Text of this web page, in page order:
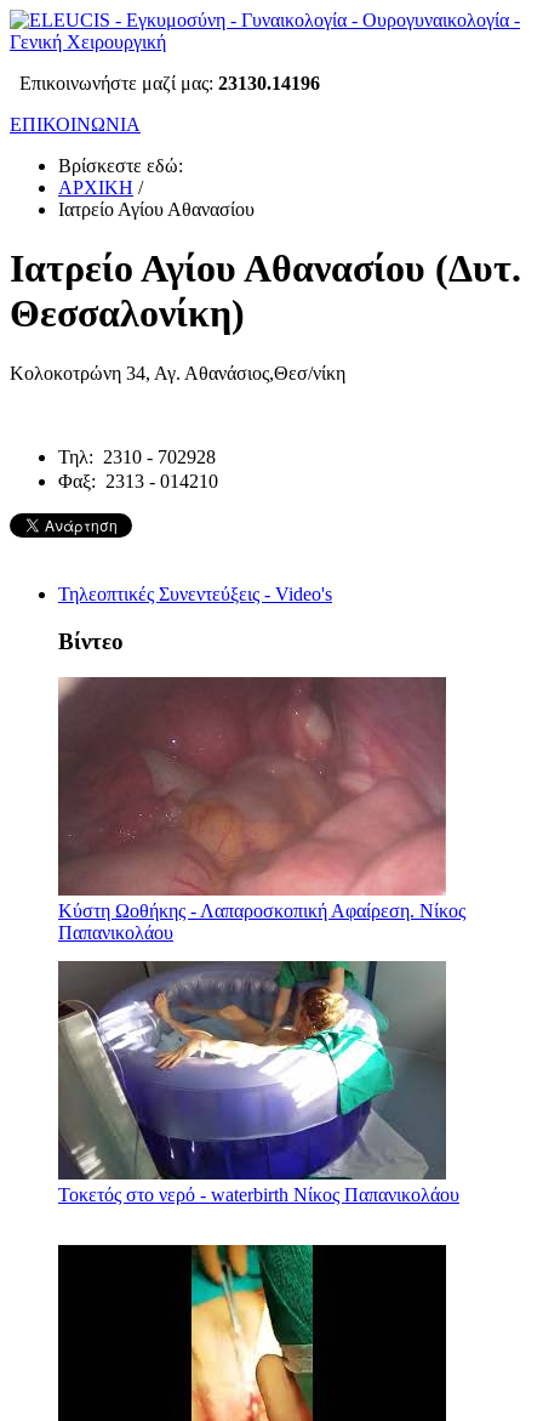
Επικοινωνήστε μαζί μας: 23130.14196
ΕΠΙΚΟΙΝΩΝΙΑ
Βρίσκεστε εδώ:
ΑΡΧΙΚΗ /
Ιατρείο Αγίου Αθανασίου
Ιατρείο Αγίου Αθανασίου (Δυτ.
Θεσσαλονίκη)
Κολοκοτρώνη 34, Αγ. Αθανάσιος,Θεσ/νίκη
Τηλ: 2310 - 702928
Φαξ: 2313 - 014210
Τηλεοπτικές Συνεντεύξεις - Video's
Βίντεο
Κύστη Ωοθήκης - Λαπαροσκοπική Αφαίρεση. Νίκος
Παπανικολάου
Τοκετός στο νερό - waterbirth Νίκος Παπανικολάου